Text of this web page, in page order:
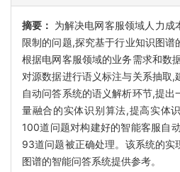
摘要： 为解决电网客服领域人力
限制的问题,探究基于行业知识图谱
根据电网客服领域的业务需求和数
对源数据进行语义标注与关系抽取
自动问答系统的语义解析环节,提
量融合的实体识别算法,提高实体
100道问题对构建好的智能客服自
93道问题被正确处理。该系统的实
图谱的智能问答系统提供参考。